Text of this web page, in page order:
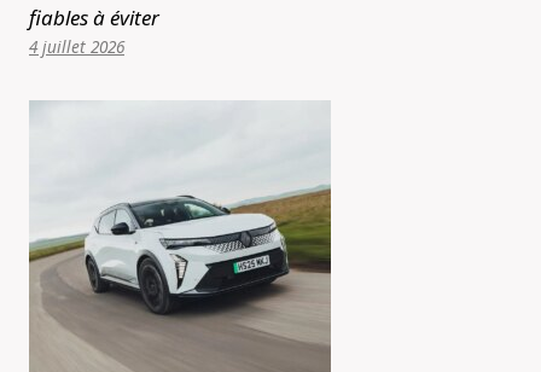
fiables à éviter
4 juillet 2026